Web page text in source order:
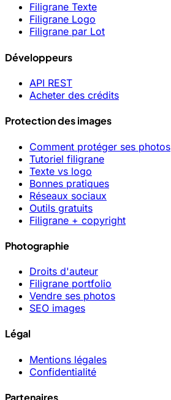
Filigrane Texte
Filigrane Logo
Filigrane par Lot
Développeurs
API REST
Acheter des crédits
Protection des images
Comment protéger ses photos
Tutoriel filigrane
Texte vs logo
Bonnes pratiques
Réseaux sociaux
Outils gratuits
Filigrane + copyright
Photographie
Droits d'auteur
Filigrane portfolio
Vendre ses photos
SEO images
Légal
Mentions légales
Confidentialité
Partenaires